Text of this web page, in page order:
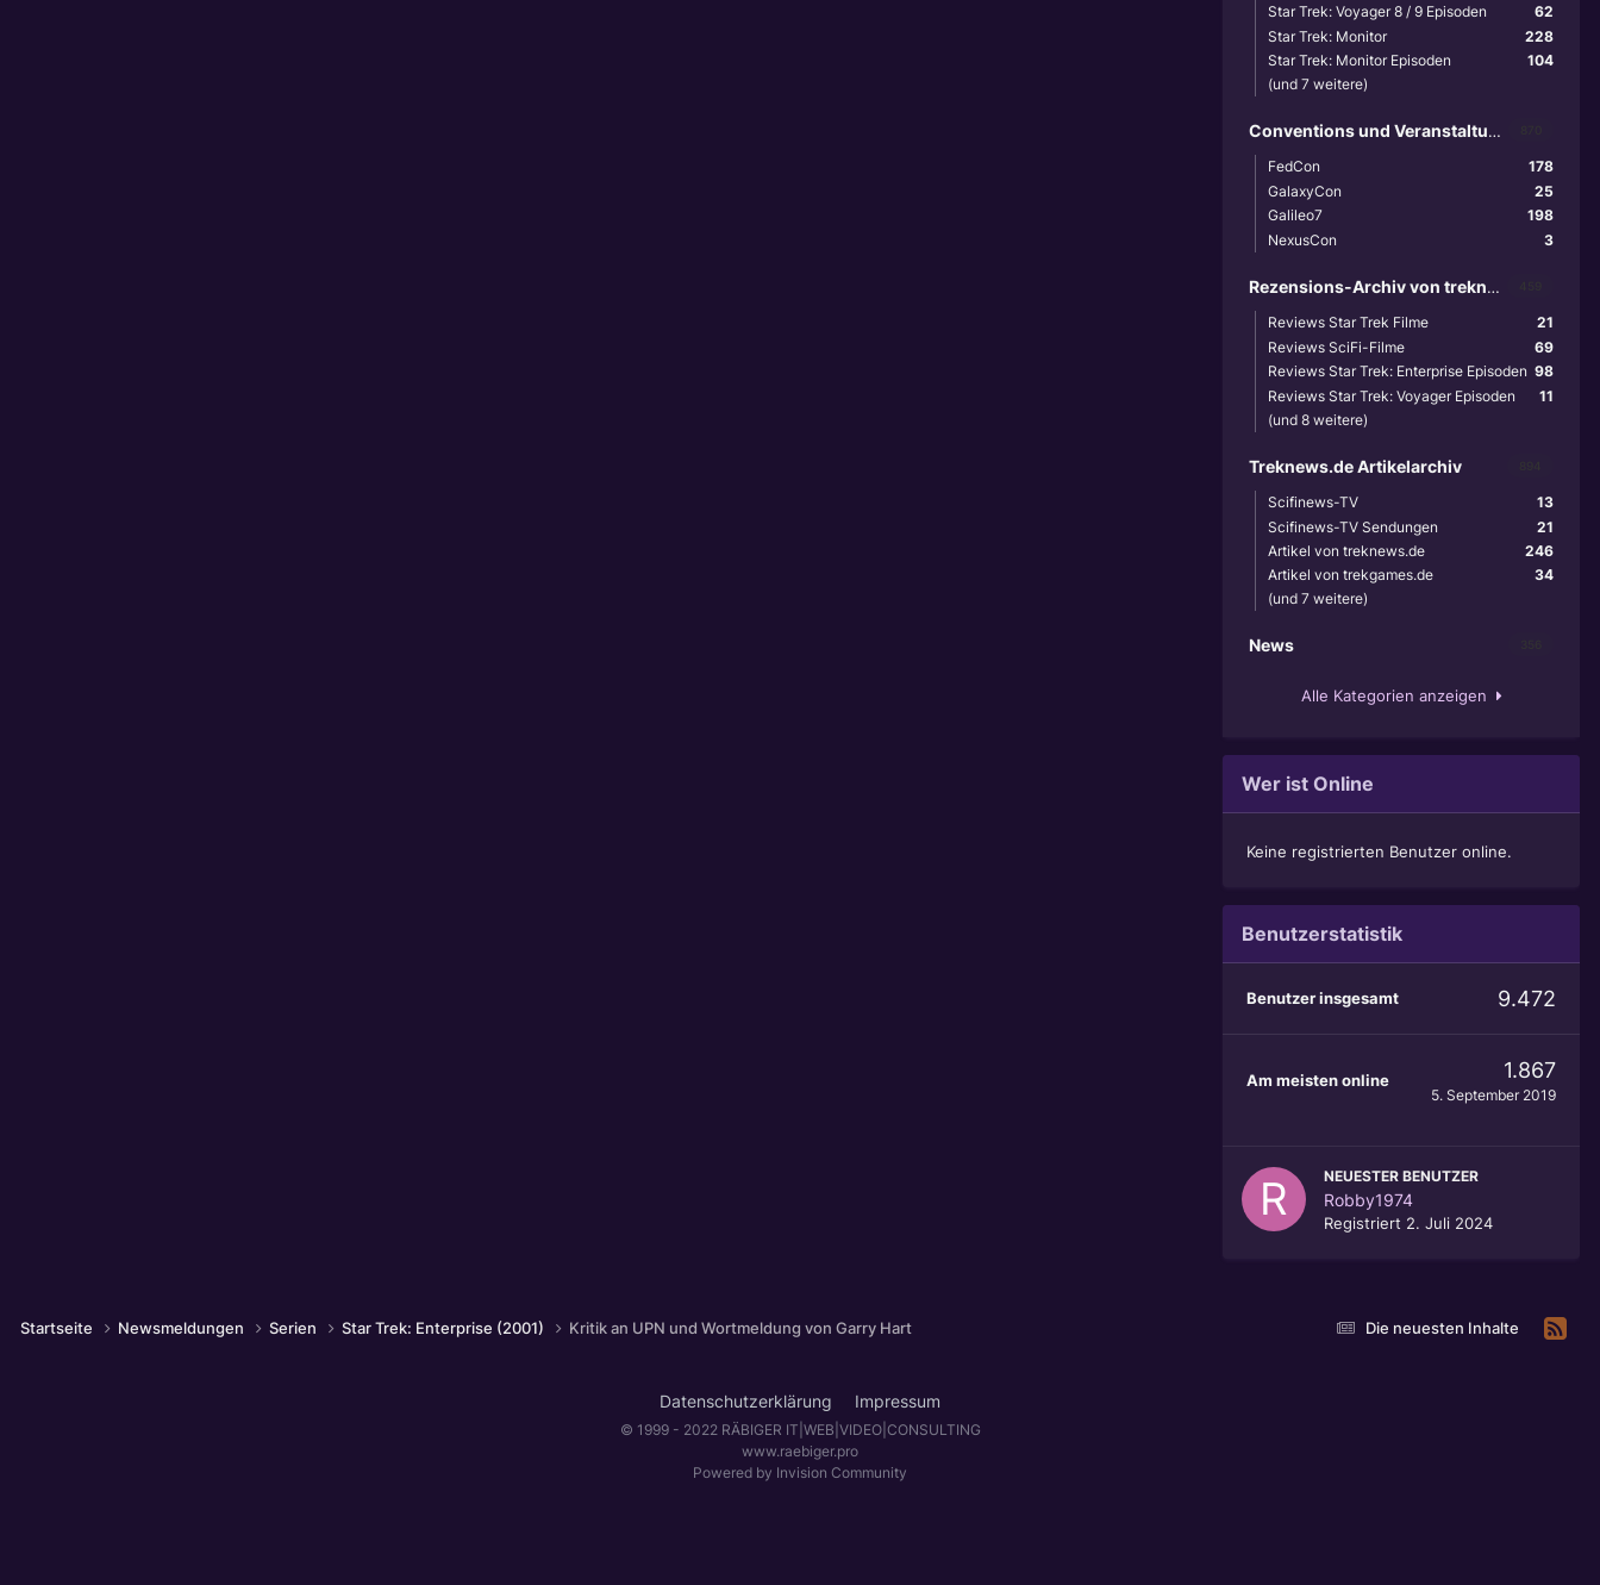
62
Star Trek: Voyager 8 / 9 Episoden
228
Star Trek: Monitor
104
Star Trek: Monitor Episoden
(und 7 weitere)
Conventions und Veranstaltungen
178
FedCon
25
GalaxyCon
198
Galileo7
3
NexusCon
Rezensions-Archiv von treknews.de
21
Reviews Star Trek Filme
69
Reviews SciFi-Filme
98
Reviews Star Trek: Enterprise Episoden
11
Reviews Star Trek: Voyager Episoden
(und 8 weitere)
Treknews.de Artikelarchiv
13
Scifinews-TV
21
Scifinews-TV Sendungen
246
Artikel von treknews.de
34
Artikel von trekgames.de
(und 7 weitere)
News
Alle Kategorien anzeigen
Wer ist Online
Keine registrierten Benutzer online.
Benutzerstatistik
Benutzer insgesamt 9.472
Am meisten online 1.867
5. September 2019
NEUESTER BENUTZER
Robby1974
Registriert 2. Juli 2024
Die neuesten Inhalte
Startseite Newsmeldungen Serien Star Trek: Enterprise (2001) Kritik an UPN und Wortmeldung von Garry Hart
Datenschutzerklärung Impressum
© 1999 - 2022 RÄBIGER IT|WEB|VIDEO|CONSULTING
www.raebiger.pro
Powered by Invision Community